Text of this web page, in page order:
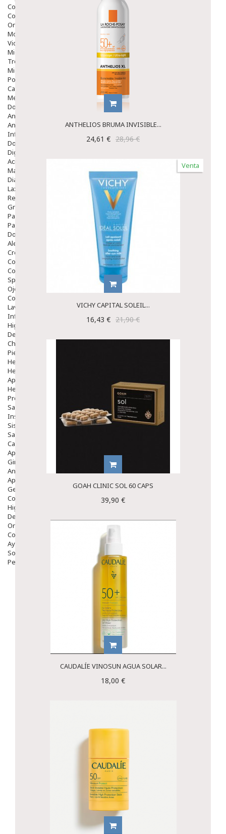
Colirios
Complementos Alimentarios.
Ortopedia - Accesorios
Movilidad
Vida Diaria
Miembro Superior
Tronco
Miembro Inferior
Podología
Calzado
Medicamentos
Dolor E Inflamación
Analgésicos
Anestésicos
Inflamación Articulaciones
Dolor Muscular / Articular
Digestivo
Acidez, Gases Y Ardores
Mala Digestion
Diarrea / Estreñimiento / Vómitos
Laxantes
Resfriados
Gripe Y Resfriados
Para La Tos
Para Descongestionar La Nariz
Dolor De Garganta
Alergias Y Picaduras
Cremas
Comprimidos
Colirios
Sprays
Ojos Y Oidos
Congestión
Lavado Ojos
Inflamación Del Oido (otitis)
Higiene Oido
Deshabituación Tabaquismo
Chicles
Piel
Herpes Y Hongos
Heridas Y úlceras
Aparato Genital
Hemorroides
Protectores Y Emolientes
Salud
Insomnio
Sistema Nervioso
Salud Bucodental
Capilar
Apósitos
Ginecología
Anticonceptivos
Aparato Genital
Gente Mayor
Cosmética
Higiene
Dentales
Ortopedia
Complementos Nutricionales.
Ayudas
Solares
Pedido express
ANTHELIOS BRUMA INVISIBLE...
24,61 € 28,96 €
Venta
VICHY CAPITAL SOLEIL...
16,43 € 21,90 €
GOAH CLINIC SOL 60 CAPS
39,90 €
CAUDALÍE VINOSUN AGUA SOLAR...
18,00 €